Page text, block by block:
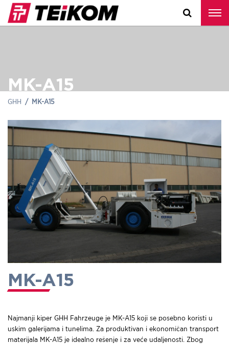
MK-A15
GHH MK-A15
MK-A15
Najmanji kiper GHH Fahrzeuge je MK-A15 koji se posebno koristi u
uskim galerijama i tunelima. Za produktivan i ekonomičan transport
materijala MK-A15 je idealno rešenje i za veće udaljenosti. Zbog